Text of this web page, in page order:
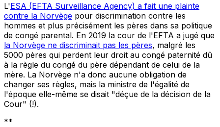
L'ESA (EFTA Surveillance Agency) a fait une plainte
contre la Norvège pour discrimination contre les
hommes et plus précisément les pères dans sa politique
de congé parental. En 2019 la cour de l'EFTA a jugé que
la Norvège ne discriminait pas les pères, malgré les
5000 pères qui perdent leur droit au congé paternité dû
à la règle du congé du père dépendant de celui de la
mère. La Norvège n'a donc aucune obligation de
changer ses règles, mais la ministre de l'égalité de
l'époque elle-même se disait "déçue de la décision de la
Cour" (!).
**